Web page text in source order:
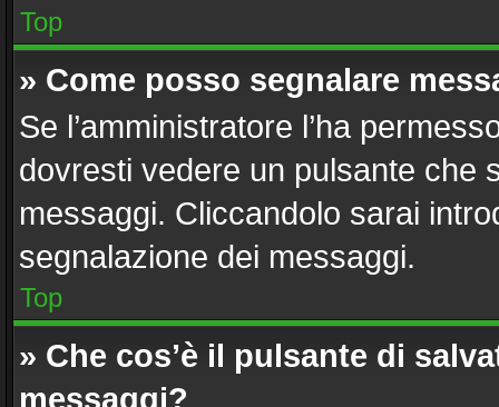
Top
» Come posso segnalare
Se l’amministratore l’ha
dovresti vedere un pulsante che
messaggi. Cliccandolo sarai
segnalazione dei messaggi.
Top
» Che cos’è il pulsante di
messaggi?